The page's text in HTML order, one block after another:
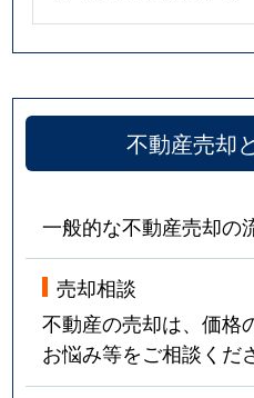
不動産売却
一般的な不動産売却の
売却相談
不動産の売却は、価格
お悩み等をご相談くだ